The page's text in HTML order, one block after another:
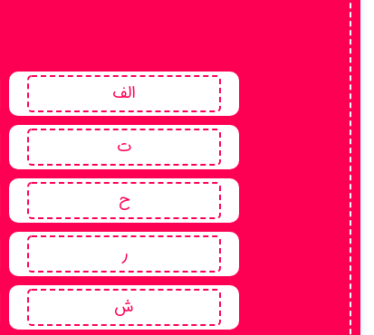
سانسکریت
یونانی
مغولی
زرتشتی
بلوچی
الف
ت
ح
ر
ش